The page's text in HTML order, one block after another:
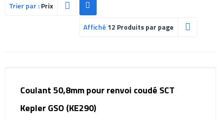
Trier par :Prix
Affiché 12 Produits par page
Coulant 50,8mm pour renvoi coudé SCT
Kepler GSO (KE290)